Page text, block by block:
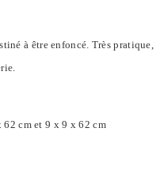
à être enfoncé. Très pratique,
62 cm et 9 x 9 x 62 cm